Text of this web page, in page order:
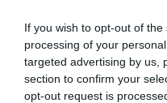
If you wish to opt-out of
processing of your
targeted advertising by us,
section to confirm your
opt-out request is